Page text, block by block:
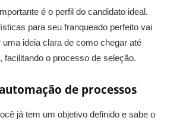
é o perfil do candidato ideal.
para seu franqueado perfeito vai
uma ideia clara de como chegar até
facilitando o processo de seleção.
de processos
já tem um objetivo definido e sabe o